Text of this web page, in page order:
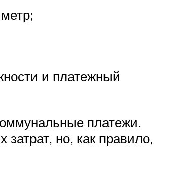
и платежный
платежи.
но, как правило,